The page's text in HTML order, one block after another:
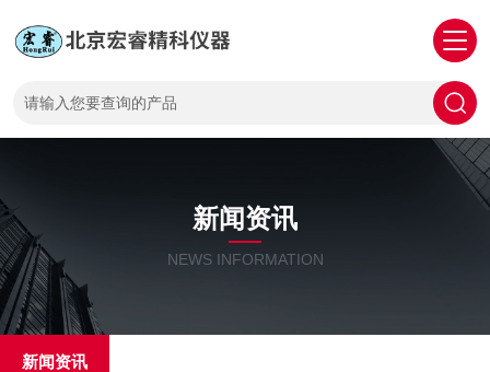
新闻资讯
NEWS INFORMATION
新闻资讯